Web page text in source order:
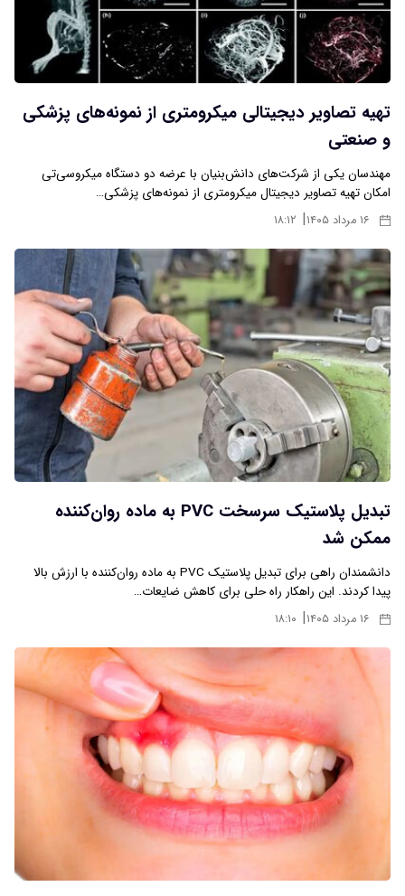
تهیه تصاویر دیجیتالی میکرومتری از نمونه‌های پزشکی
و صنعتی
مهندسان یکی از شرکت‌های دانش‌بنیان با عرضه دو دستگاه میکروسی‌تی
امکان تهیه تصاویر دیجیتال میکرومتری از نمونه‌های پزشکی…
۱۶ مرداد ۱۴۰۵ | ۱۸:۱۲
تبدیل پلاستیک سرسخت PVC به ماده روان‌کننده
ممکن شد
دانشمندان راهی برای تبدیل پلاستیک PVC به ماده روان‌کننده با ارزش بالا
پیدا کردند. این راهکار راه حلی برای کاهش ضایعات…
۱۶ مرداد ۱۴۰۵ | ۱۸:۱۰